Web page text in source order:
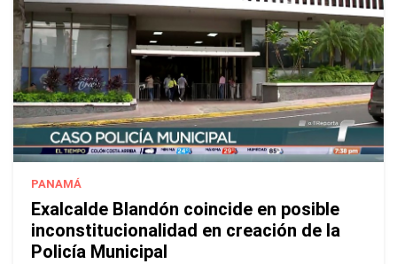
PANAMÁ
Exalcalde Blandón coincide en posible
inconstitucionalidad en creación de la
Policía Municipal